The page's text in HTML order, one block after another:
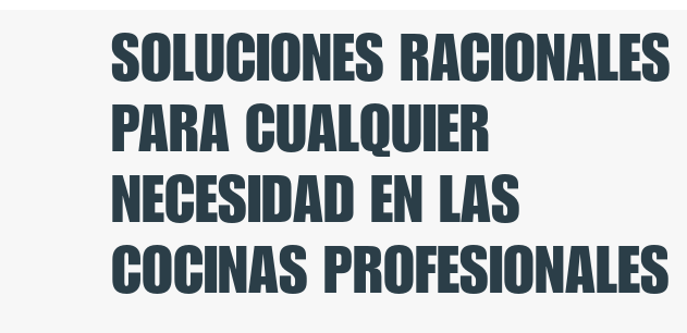
SOLUCIONES RACIONALES
PARA CUALQUIER
NECESIDAD EN LAS
COCINAS PROFESIONALES